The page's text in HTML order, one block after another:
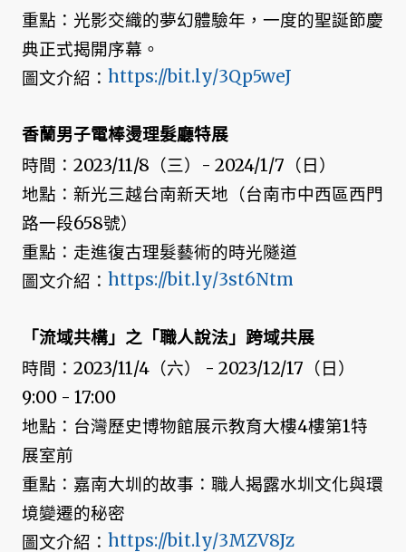
重點：光影交織的夢幻體驗年，一度的聖誕節慶
典正式揭開序幕。
圖文介紹： https://bit.ly/3Qp5weJ
香蘭男子電棒燙理髮廳特展
時間：2023/11/8（三）- 2024/1/7（日）
地點：新光三越台南新天地（台南市中西區西門
路一段658號）
重點：走進復古理髮藝術的時光隧道
圖文介紹： https://bit.ly/3st6Ntm
「流域共構」之「職人說法」跨域共展
時間：2023/11/4（六） - 2023/12/17（日）
9:00 - 17:00
地點：台灣歷史博物館展示教育大樓4樓第1特
展室前
重點：嘉南大圳的故事：職人揭露水圳文化與環
境變遷的秘密
圖文介紹： https://bit.ly/3MZV8Jz